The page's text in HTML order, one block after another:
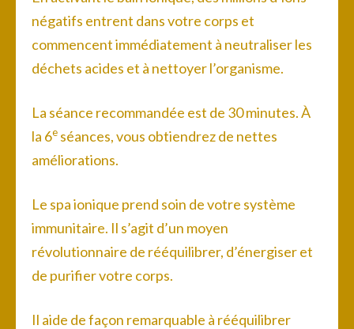
négatifs entrent dans votre corps et
commencent immédiatement à neutraliser les
déchets acides et à nettoyer l’organisme.
La séance recommandée est de 30 minutes. À
la 6e séances, vous obtiendrez de nettes
améliorations.
Le spa ionique prend soin de votre système
immunitaire. Il s’agit d’un moyen
révolutionnaire de rééquilibrer, d’énergiser et
de purifier votre corps.
Il aide de façon remarquable à rééquilibrer